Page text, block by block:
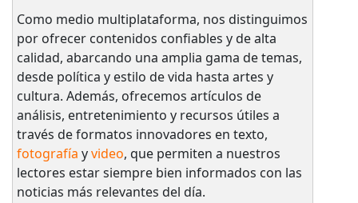
Como medio multiplataforma, nos distinguimos
por ofrecer contenidos confiables y de alta
calidad, abarcando una amplia gama de temas,
desde política y estilo de vida hasta artes y
cultura. Además, ofrecemos artículos de
análisis, entretenimiento y recursos útiles a
través de formatos innovadores en texto,
fotografía yvideo, que permiten a nuestros
lectores estar siempre bien informados con las
noticias más relevantes del día.